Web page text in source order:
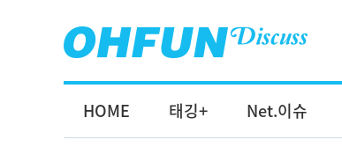
HOME 태깅+ Net.이슈